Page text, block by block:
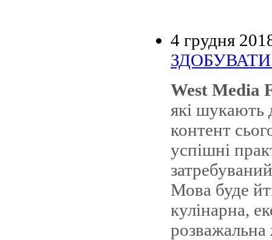
4 грудня
West Media
які шукають
контент
успішні
Мова буде
кулінарна,